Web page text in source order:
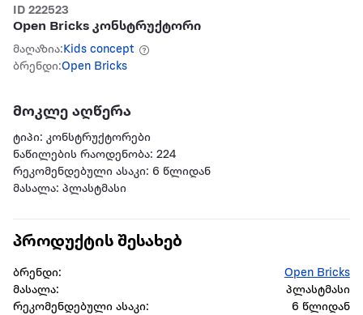
ID 222523
Open Bricks კონსტრუქტორი
მაღაზია:Kids concept
ბრენდი:Open Bricks
მოკლე აღწერა
ტიპი: კონსტრუქტორები
ნაწილების რაოდენობა: 224
რეკომენდებული ასაკი: 6 წლიდან
მასალა: პლასტმასი
პროდუქტის შესახებ
ბრენდი:
Open Bricks
მასალა:
პლასტმასი
რეკომენდებული ასაკი:
6 წლიდან